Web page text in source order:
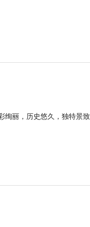
绚丽，历史悠久，独特景